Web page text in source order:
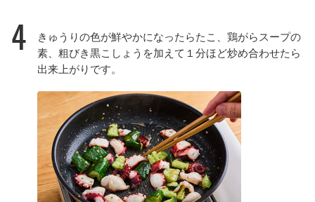
4
きゅうりの色が鮮やかになったらたこ、鶏がらスープの
素、粗びき黒こしょうを加えて１分ほど炒め合わせたら
出来上がりです。